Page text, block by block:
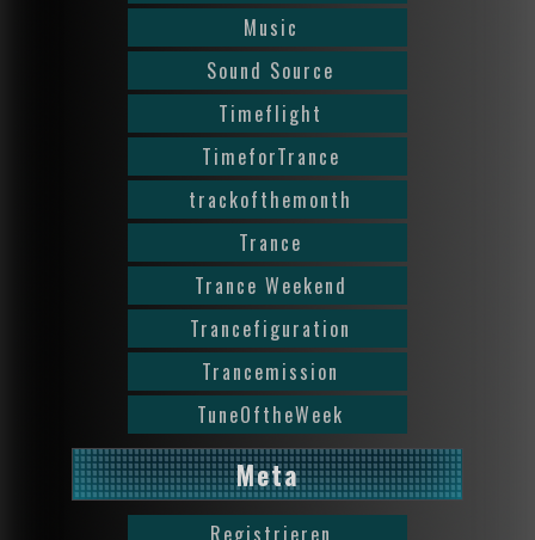
Music
Sound Source
Timeflight
TimeforTrance
trackofthemonth
Trance
Trance Weekend
Trancefiguration
Trancemission
TuneOftheWeek
Meta
Registrieren